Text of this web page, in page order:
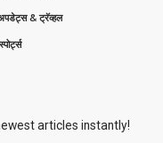
& ट्रॅव्हल
स्पोर्ट्स
articles instantly!